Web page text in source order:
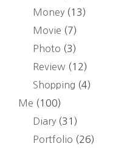
Money (13)
Movie (7)
Photo (3)
Review (12)
Shopping (4)
Me (100)
Diary (31)
Portfolio (26)